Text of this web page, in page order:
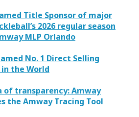
Title Sponsor of major
2026 regular season
MLP Orlando
No. 1 Direct Selling
in the World
of transparency: Amway
the Amway Tracing Tool